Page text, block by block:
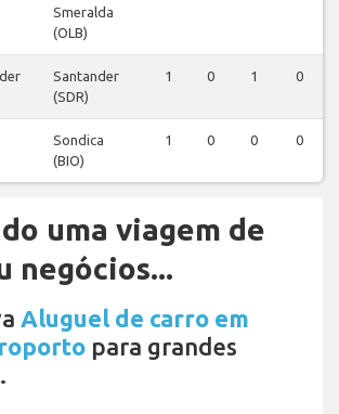
Smeralda
(OLB)
Santander
(SDR)
1 0 1 0
Sondica
(BIO)
1 0 0 0
uma viagem de
negócios...
Aluguel de carro em
para grandes